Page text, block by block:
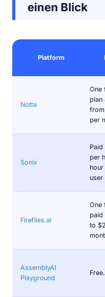
einen Blick
Platform
Notta
One
plan
per
Sonix
per
user
Fireflies.ai
One
paid
to
AssemblyAI
Playground
Free.